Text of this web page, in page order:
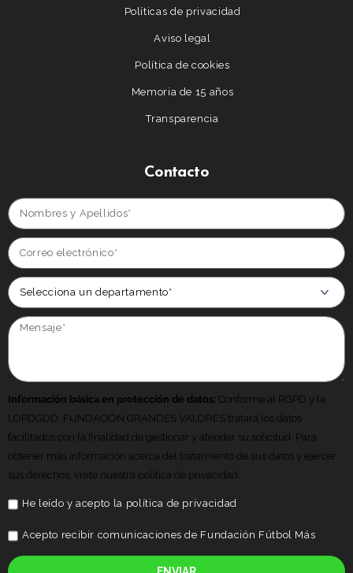
Políticas de privacidad
Aviso legal
Política de cookies
Memoria de 15 años
Transparencia
Contacto
Información básica en protección de datos: Conforme al RGPD y la
LOPDGDD, FUNDACIÓN GRANDES VALORES tratará los datos
facilitados con la finalidad de gestionar y atender su solicitud. Para
obtener más información acerca del tratamiento de sus datos y ejercer
sus derechos, visite nuestra politica de privacidad.
He leído y acepto la política de privacidad
Acepto recibir comunicaciones de Fundación Fútbol Más